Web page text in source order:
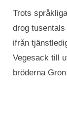
Trots
drog
ifrån
Vegesack till
bröderna